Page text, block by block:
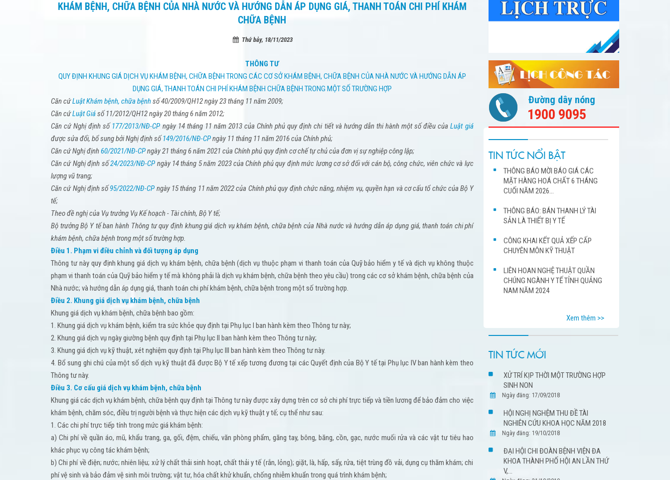
KHÁM BỆNH, CHỮA BỆNH CỦA NHÀ NƯỚC VÀ HƯỚNG DẪN ÁP DỤNG GIÁ, THANH TOÁN CHI PHÍ KHÁM
CHỮA BỆNH
Thứ bảy, 18/11/2023
THÔNG TƯ
QUY ĐỊNH KHUNG GIÁ DỊCH VỤ KHÁM BỆNH, CHỮA BỆNH TRONG CÁC CƠ SỞ KHÁM BỆNH, CHỮA BỆNH CỦA NHÀ NƯỚC VÀ HƯỚNG DẪN ÁP
DỤNG GIÁ, THANH TOÁN CHI PHÍ KHÁM BỆNH CHỮA BỆNH TRONG MỘT SỐ TRƯỜNG HỢP
Căn cứLuật Khám bệnh, chữa bệnhsố 40/2009/QH12 ngày 23 tháng 11 năm 2009;
Căn cứLuật Giásố 11/2012/QH12 ngày 20 tháng 6 năm 2012;
Căn cứ Nghị định số177/2013/NĐ-CP ngày 14 tháng 11 năm 2013 của Chính phủ quy định chi tiết và hướng dẫn thi hành một số điều củaLuật giá
được sửa đổi, bổ sung bởi Nghị định số149/2016/NĐ-CPngày 11 tháng 11 năm 2016 của Chính phủ;
Căn cứ Nghị định60/2021/NĐ-CPngày 21 tháng 6 năm 2021 của Chính phủ quy định cơ chế tự chủ của đơn vị sự nghiệp công lập;
Căn cứ Nghị định số24/2023/NĐ-CP ngày 14 tháng 5 năm 2023 của Chính phủ quy định mức lương cơ sở đối với cán bộ, công chức, viên chức và lực
lượng vũ trang;
Căn cứ Nghị định số95/2022/NĐ-CP ngày 15 tháng 11 năm 2022 của Chính phủ quy định chức năng, nhiệm vụ, quyền hạn và cơ cấu tổ chức của Bộ Y
tế;
Theo đề nghị của Vụ trưởng Vụ Kế hoạch - Tài chính, Bộ Y tế;
Bộ trưởng Bộ Y tế ban hành Thông tư quy định khung giá dịch vụ khám bệnh, chữa bệnh của Nhà nước và hướng dẫn áp dụng giá, thanh toán chi phí
khám bệnh, chữa bệnh trong một số trường hợp.
Điều 1. Phạm vi điều chỉnh và đối tượng áp dụng
Thông tư này quy định khung giá dịch vụ khám bệnh, chữa bệnh (dịch vụ thuộc phạm vi thanh toán của Quỹ bảo hiểm y tế và dịch vụ không thuộc
phạm vi thanh toán của Quỹ bảo hiểm y tế mà không phải là dịch vụ khám bệnh, chữa bệnh theo yêu cầu) trong các cơ sở khám bệnh, chữa bệnh của
Nhà nước; và hướng dẫn áp dụng giá, thanh toán chi phí khám bệnh, chữa bệnh trong một số trường hợp.
Điều 2. Khung giá dịch vụ khám bệnh, chữa bệnh
Khung giá dịch vụ khám bệnh, chữa bệnh bao gồm:
1. Khung giá dịch vụ khám bệnh, kiểm tra sức khỏe quy định tại Phụ lục I ban hành kèm theo Thông tư này;
2. Khung giá dịch vụ ngày giường bệnh quy định tại Phụ lục II ban hành kèm theo Thông tư này;
3. Khung giá dịch vụ kỹ thuật, xét nghiệm quy định tại Phụ lục III ban hành kèm theo Thông tư này.
4. Bổ sung ghi chú của một số dịch vụ kỹ thuật đã được Bộ Y tế xếp tương đương tại các Quyết định của Bộ Y tế tại Phụ lục IV ban hành kèm theo
Thông tư này.
Điều 3. Cơ cấu giá dịch vụ khám bệnh, chữa bệnh
Khung giá các dịch vụ khám bệnh, chữa bệnh quy định tại Thông tư này được xây dựng trên cơ sở chi phí trực tiếp và tiền lương để bảo đảm cho việc
khám bệnh, chăm sóc, điều trị người bệnh và thực hiện các dịch vụ kỹ thuật y tế; cụ thể như sau:
1. Các chi phí trực tiếp tính trong mức giá khám bệnh:
a) Chi phí về quần áo, mũ, khẩu trang, ga, gối, đệm, chiếu, văn phòng phẩm, găng tay, bông, băng, cồn, gạc, nước muối rửa và các vật tư tiêu hao
khác phục vụ công tác khám bệnh;
b) Chi phí về điện; nước; nhiên liệu; xử lý chất thải sinh hoạt, chất thải y tế (rắn, lỏng); giặt, là, hấp, sấy, rửa, tiệt trùng đồ vải, dụng cụ thăm khám; chi
phí vệ sinh và bảo đảm vệ sinh môi trường; vật tư, hóa chất khử khuẩn, chống nhiễm khuẩn trong quá trình khám bệnh;
Đường dây nóng
1900 9095
TIN TỨC NỔI BẬT
THÔNG BÁO MỜI BÁO GIÁ CÁC
MẶT HÀNG HOÁ CHẤT 6 THÁNG
CUỐI NĂM 2026...
THÔNG BÁO: BÁN THANH LÝ TÀI
SẢN LÀ THIẾT BỊ Y TẾ
CÔNG KHAI KẾT QUẢ XẾP CẤP
CHUYÊN MÔN KỸ THUẬT
LIÊN HOAN NGHỆ THUẬT QUẦN
CHÚNG NGÀNH Y TẾ TỈNH QUẢNG
NAM NĂM 2024
Xem thêm >>
TIN TỨC MỚI
XỬ TRÍ KỊP THỜI MỘT TRƯỜNG HỢP
SINH NON
Ngày đăng: 17/09/2018
HỘI NGHỊ NGHỆM THU ĐỀ TÀI
NGHIÊN CỨU KHOA HỌC NĂM 2018
Ngày đăng: 19/10/2018
ĐẠI HỘI CHI ĐOÀN BỆNH VIỆN ĐA
KHOA THÀNH PHỐ HỘI AN LẦN THỨ
V,...